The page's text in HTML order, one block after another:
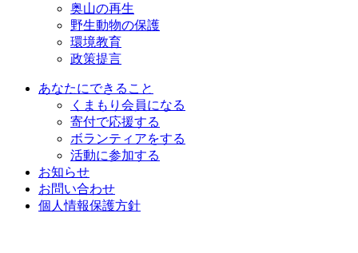
奥山の再生
野生動物の保護
環境教育
政策提言
あなたにできること
くまもり会員になる
寄付で応援する
ボランティアをする
活動に参加する
お知らせ
お問い合わせ
個人情報保護方針